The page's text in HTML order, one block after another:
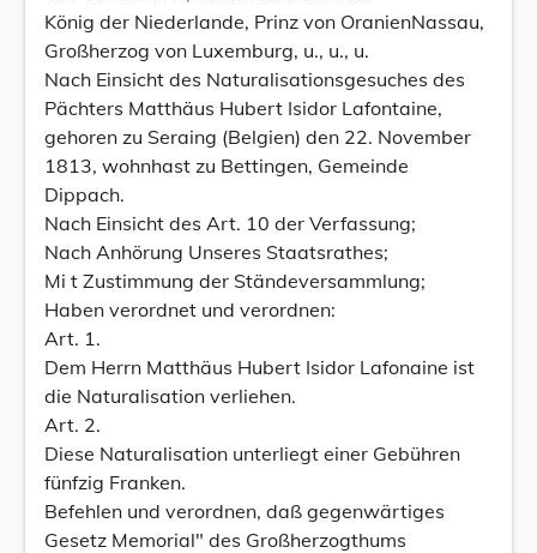
König der Niederlande, Prinz von OranienNassau,
Großherzog von Luxemburg, u., u., u.
Nach Einsicht des Naturalisationsgesuches des
Pächters Matthäus Hubert Isidor Lafontaine,
gehoren zu Seraing (Belgien) den 22. November
1813, wohnhast zu Bettingen, Gemeinde
Dippach.
Nach Einsicht des Art. 10 der Verfassung;
Nach Anhörung Unseres Staatsrathes;
Mi t Zustimmung der Ständeversammlung;
Haben verordnet und verordnen:
Art. 1.
Dem Herrn Matthäus Hubert Isidor Lafonaine ist
die Naturalisation verliehen.
Art. 2.
Diese Naturalisation unterliegt einer Gebühren
fünfzig Franken.
Befehlen und verordnen, daß gegenwärtiges
Gesetz Memorial" des Großherzogthums